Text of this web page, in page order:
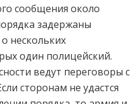
сообщения около
задержаны
нескольких
один полицейский.
ведут переговоры с
сторонам не удастся